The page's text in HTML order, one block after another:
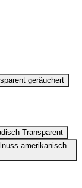
geräuchert
Transparent
amerikanisch